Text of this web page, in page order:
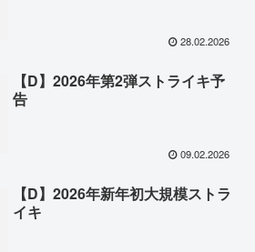
28.02.2026
【D】2026年第2弾ストライキ予
告
09.02.2026
【D】2026年新年初大規模ストラ
イキ